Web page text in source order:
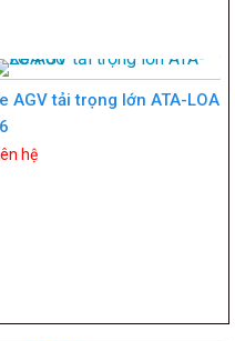
AGV tải trọng lớn ATA-LOA
hệ